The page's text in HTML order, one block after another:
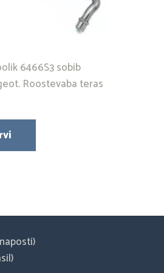
6466S3 sobib
Roostevaba teras